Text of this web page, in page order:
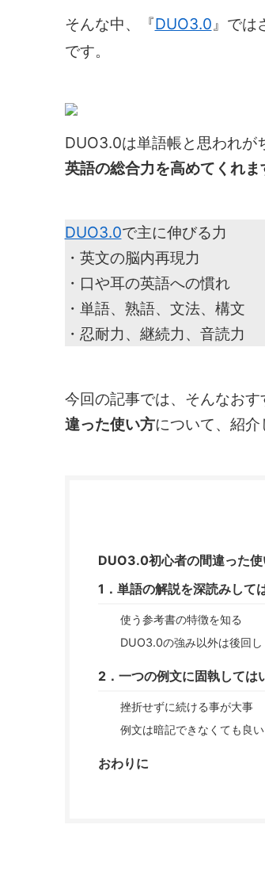
そんな中、『DUO3.0 』では
です。
DUO3.0は単語帳と思われが
英語の総合力を高めてくれま
DUO3.0で主に伸びる力
・英文の脳内再現力
・口や耳の英語への慣れ
・単語、熟語、文法、構文
・忍耐力、継続力、音読力
今回の記事では、そんなお
違った使い方について、紹介
DUO3.0初心者の間違った使
1．単語の解説を深読みして
使う参考書の特徴を知る
DUO3.0の強み以外は後回し
2．一つの例文に固執しては
挫折せずに続ける事が大事
例文は暗記できなくても良い
おわりに